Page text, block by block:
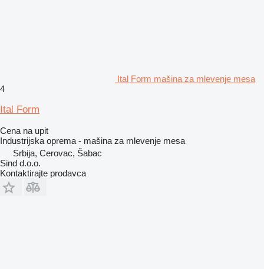
Ital Form mašina za mlevenje mesa
4
Ital Form
Cena na upit
Industrijska oprema - mašina za mlevenje mesa
Srbija, Cerovac, Šabac
Sind d.o.o.
Kontaktirajte prodavca